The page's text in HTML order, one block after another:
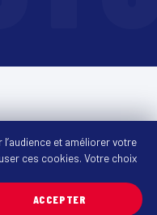
et améliorer votre
ces cookies. Votre choix
ACCEPTER